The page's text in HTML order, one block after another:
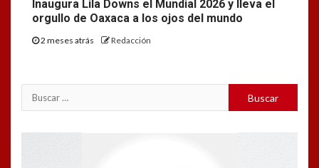
Inaugura Lila Downs el Mundial 2026 y lleva el
orgullo de Oaxaca a los ojos del mundo
2 meses atrás Redacción
Buscar: